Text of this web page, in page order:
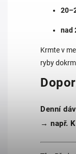
nad
Krmte v
ryby
Denní
→ např.